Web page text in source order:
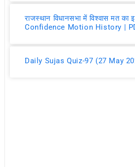
राजस्थान विधानसभा में विश्वास मत
Confidence Motion History |
Daily Sujas Quiz-97 (27 May